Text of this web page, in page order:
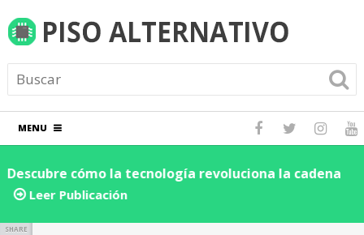
MENU
Descubre cómo la tecnología revoluciona la cadena
de suministro y logística: ¡Impulsa la eficiencia de tu
Leer Publicación
SHARE